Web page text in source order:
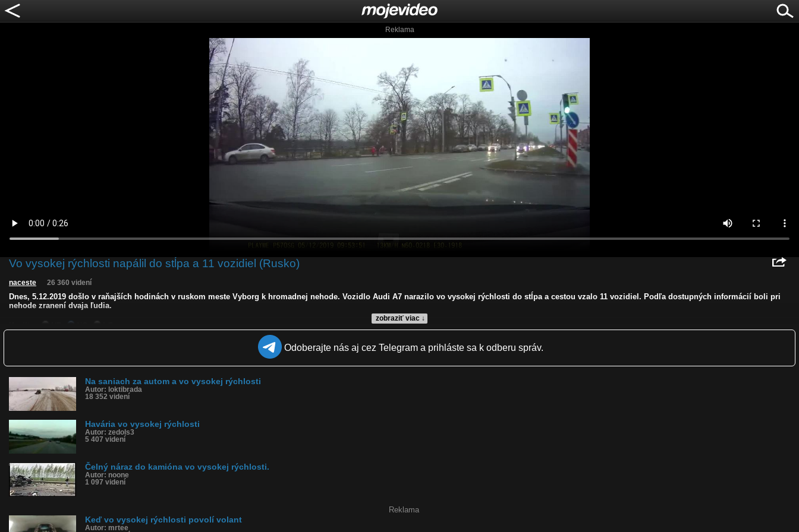
Reklama
Vo vysokej rýchlosti napálil do stĺpa a 11 vozidiel (Rusko)
zobraziť viac ↓
naceste 26 360 videní
Dnes, 5.12.2019 došlo v raňajších hodinách v ruskom meste Vyborg k hromadnej nehode. Vozidlo Audi A7 narazilo vo vysokej rýchlosti do stĺpa a cestou vzalo 11 vozidiel. Podľa dostupných informácií boli pri
nehode zranení dvaja ľudia.
Komentárov: 30
Kategória: auto-moto
Tagy: nehoda, rusko, vyborg, audi, audi a7, hromadná nehoda, nabúral
História sledovanosti videa:
Odoberajte nás aj cez Telegram a prihláste sa k odberu správ.
Na saniach za autom a vo vysokej rýchlosti
Autor: loktibrada
18 352 videní
Havária vo vysokej rýchlosti
Autor: zedols3
5 407 videní
Čelný náraz do kamióna vo vysokej rýchlosti.
Autor: noone
1 097 videní
Reklama
Keď vo vysokej rýchlosti povolí volant
Autor: mrtee